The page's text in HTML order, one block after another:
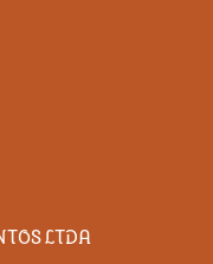
LTDA